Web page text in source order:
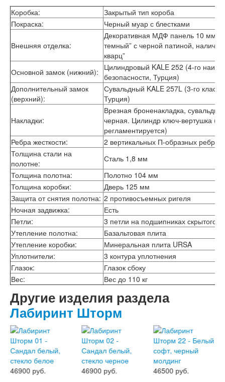
Лабиринт Соналаб
Лабиринт Термолайт
Лабиринт Термомагнит
Лабиринт Трендо
Лабиринт Тундра Плюс
Лабиринт Урбан
Лабиринт Фрост
Лабиринт Шторм
Лабиринт Эволаб
Двери Интекрон
Интекрон Брайтон Антрацит
Интекрон Вектор
Интекрон Гектор
Интекрон Греция
Интекрон Италия
Интекрон Колизей
Интекрон Колизей Белый
Интекрон Неаполь
Интекрон Олимпия
Интекрон Премьера
Интекрон Профит
Интекрон Ронда
Интекрон Сицилия
Интекрон Спарта Белая
Интекрон Спарта Грей
Интекрон Термо
Интекрон Тетра
Интекрон Фараон
Интекрон Форте
Двери АСД
Двери Ратибор
Двери Аргус
Тамбурные двери
Межкомнатные двери
Двери Альберо
Коробка:
Закрытый тип короба
Покраска:
Черный муар с блестками
Внешняя отделка:
Декоративная МДФ панель 10 мм в
темный” с черной патиной,
кварц”
Основной замок (нижний):
Цилиндровый KALE 252 (4-го
безопасности, Турция)
Дополнительный замок
(верхний):
Сувальдный KALE 257L (3-го
Турция)
Накладки:
Врезная броненакладка,
черная. Цилиндр ключ-вертушка
регламентируется)
Ребра жесткости:
2 вертикальных П-образных ребра
Толщина стали на
полотне:
Сталь 1,8 мм
Толщина полотна:
Полотно 104 мм
Толщина коробки:
Дверь 125 мм
Защита от снятия полотна: 2 противосъемных ригеля
Ночная задвижка:
Есть
Петли:
3 петли на подшипниках скрытого
Утепление полотна:
Базальтовая плита
Утепление коробки:
Минеральная плита URSA
Уплотнители:
3 контура уплотнения
Глазок:
Глазок сбоку
Вес:
Вес до 110 кг
Другие изделия раздела
Лабиринт Шторм
46900 руб. 46900 руб. 46500 руб.